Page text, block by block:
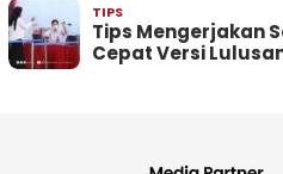
TIPS
Tips Mengerjakan
Cepat Versi